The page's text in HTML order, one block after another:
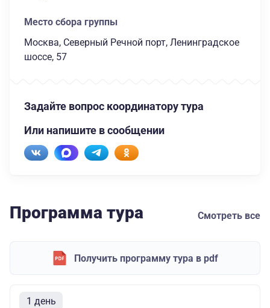
Место сбора группы
Москва, Северный Речной порт, Ленинградское
шоссе, 57
Задайте вопрос координатору тура
Или напишите в сообщении
Программа тура Смотреть все
Получить программу тура в pdf
1 день